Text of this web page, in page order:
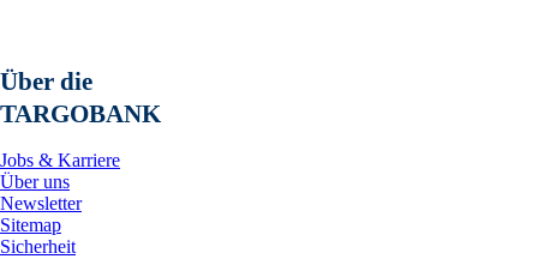
Über die
TARGOBANK
Jobs & Karriere
Über uns
Newsletter
Sitemap
Sicherheit